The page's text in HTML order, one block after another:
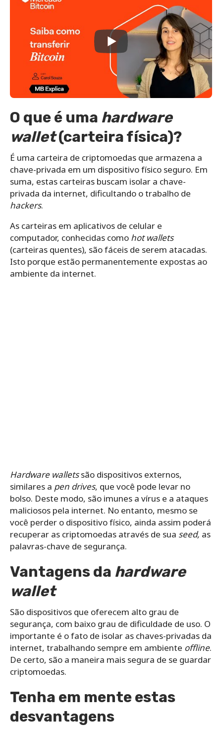
O que é uma hardware
wallet(carteira física)?
É uma carteira de criptomoedas que armazena a
chave-privada em um dispositivo físico seguro. Em
suma, estas carteiras buscam isolar a chave-
privada da internet, dificultando o trabalho de
hackers.
As carteiras em aplicativos de celular e
computador, conhecidas como hot wallets
(carteiras quentes), são fáceis de serem atacadas.
Isto porque estão permanentemente expostas ao
ambiente da internet.
Hardware walletssão dispositivos externos,
similares a pen drives, que você pode levar no
bolso. Deste modo, são imunes a vírus e a ataques
maliciosos pela internet. No entanto, mesmo se
você perder o dispositivo físico, ainda assim poderá
recuperar as criptomoedas através de sua seed, as
palavras-chave de segurança.
Vantagens da hardware
wallet
São dispositivos que oferecem alto grau de
segurança, com baixo grau de dificuldade de uso. O
importante é o fato de isolar as chaves-privadas da
internet, trabalhando sempre em ambiente offline.
De certo, são a maneira mais segura de se guardar
criptomoedas.
Tenha em mente estas
desvantagens